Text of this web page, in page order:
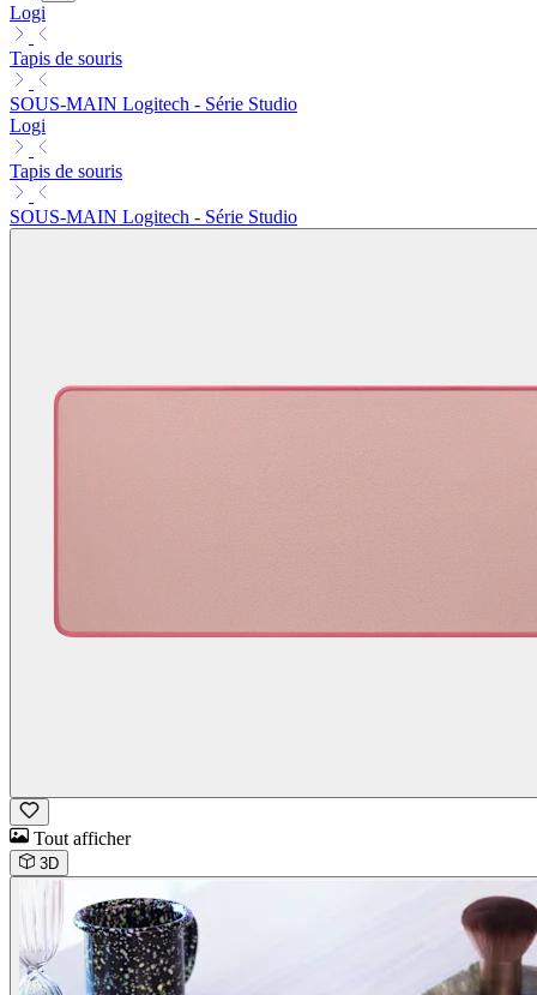
Logi
Tapis de souris
SOUS-MAIN Logitech - Série Studio
Logi
Tapis de souris
SOUS-MAIN Logitech - Série Studio
Tout afficher
3D